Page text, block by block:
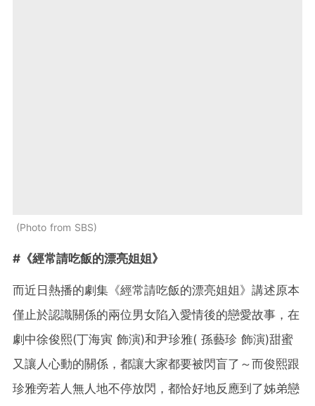
Photo from SBS
#《經常請吃飯的漂亮姐姐》
而近日熱播的劇集《經常請吃飯的漂亮姐姐》講述原本
僅止於認識關係的兩位男女陷入愛情後的戀愛故事，在
劇中徐俊熙(丁海寅 飾演)和尹珍雅( 孫藝珍 飾演)甜蜜
又讓人心動的關係，都讓大家都要被閃盲了～而俊熙跟
珍雅旁若人無人地不停放閃，都恰好地反應到了姊弟戀